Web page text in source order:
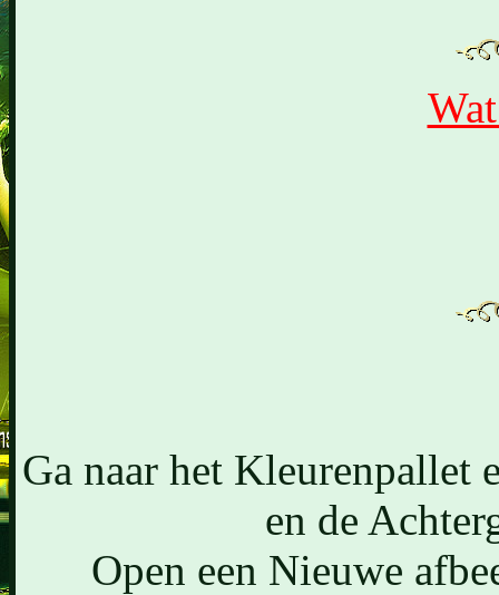
Ga naar het Kleurenpallet
en de
Open een Nieuwe